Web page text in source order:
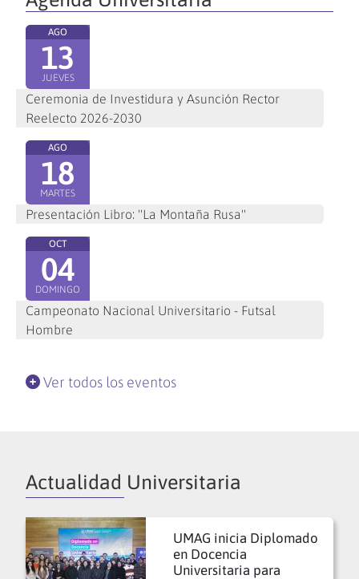
AGO
13
JUEVES
Ceremonia de Investidura y Asunción Rector
Reelecto 2026-2030
AGO
18
MARTES
Presentación Libro: "La Montaña Rusa"
OCT
04
DOMINGO
Campeonato Nacional Universitario - Futsal
Hombre
Ver todos los eventos
Actualidad Universitaria
UMAG inicia Diplomado
en Docencia
Universitaria para